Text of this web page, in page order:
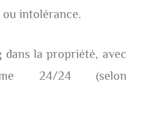
intolérance.
dans la propriété, avec
24/24 (selon